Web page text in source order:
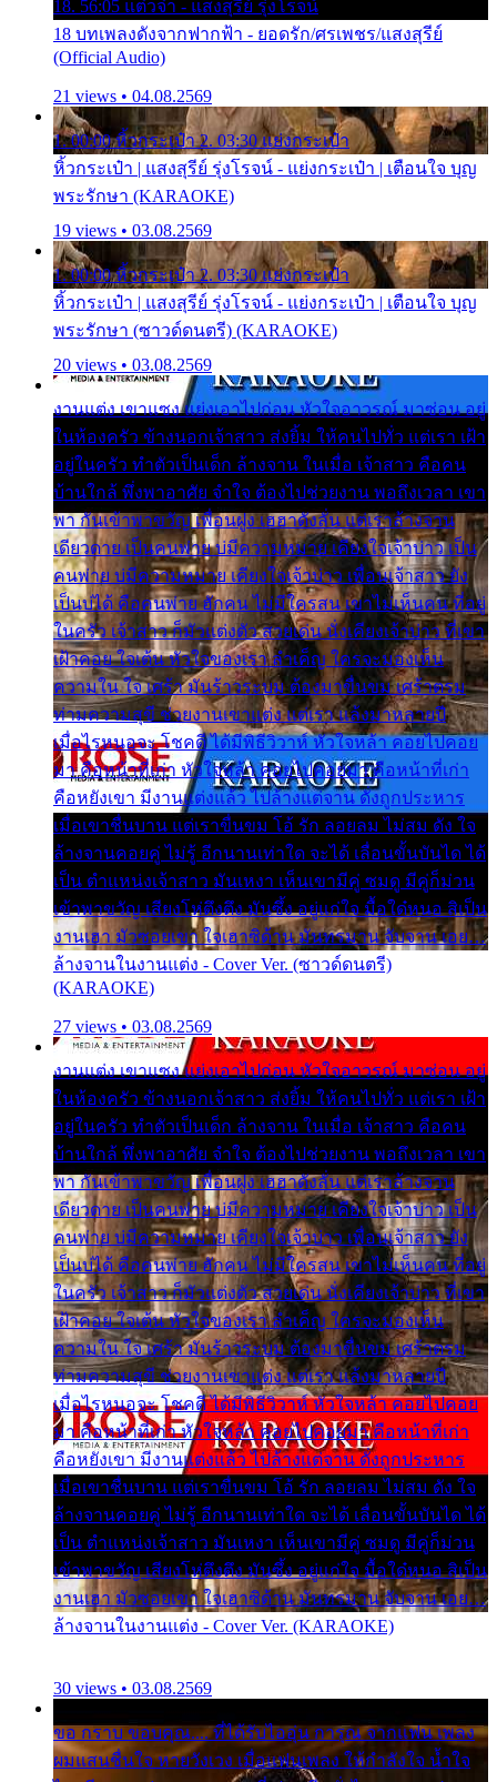
18. 56:05 แต๋วจ๋า - แสงสุรีย์ รุ่งโรจน์
18 บทเพลงดังจากฟากฟ้า - ยอดรัก/ศรเพชร/แสงสุรีย์
(Official Audio)
21 views • 04.08.2569
1. 00:00 หิ้วกระเป๋า 2. 03:30 แย่งกระเป๋า
หิ้วกระเป๋า | แสงสุรีย์ รุ่งโรจน์ - แย่งกระเป๋า | เตือนใจ บุญ
พระรักษา (KARAOKE)
19 views • 03.08.2569
1. 00:00 หิ้วกระเป๋า 2. 03:30 แย่งกระเป๋า
หิ้วกระเป๋า | แสงสุรีย์ รุ่งโรจน์ - แย่งกระเป๋า | เตือนใจ บุญ
พระรักษา (ซาวด์ดนตรี) (KARAOKE)
20 views • 03.08.2569
งานแต่ง เขาแซง แย่งเอาไปก่อน หัวใจอาวรณ์ มาซ่อน อยู่
ในห้องครัว ข้างนอกเจ้าสาว ส่งยิ้ม ให้คนไปทั่ว แต่เรา เฝ้า
อยู่ในครัว ทำตัวเป็นเด็ก ล้างจาน ในเมื่อ เจ้าสาว คือคน
บ้านใกล้ พึ่งพาอาศัย จำใจ ต้องไปช่วยงาน พอถึงเวลา เขา
พา กันเข้าพาขวัญ เพื่อนฝูง เฮฮาดังลั่น แต่เราล้างจาน
เดียวดาย เป็นคนพ่าย บ่มีความหมาย เคียงใจเจ้าบ่าว เป็น
คนพ่าย บ่มีความหมาย เคียงใจเจ้าบ่าว เพื่อนเจ้าสาว ยัง
เป็นบ่ได้ คือคนพ่าย ฮักคน ไม่มีใครสน เขาไม่เห็นคน ที่อยู่
ในครัว เจ้าสาว ก็มัวแต่งตัว สวยเด่น นั่งเคียงเจ้าบ่าว ที่เขา
เฝ้าคอย ใจเต้น หัวใจของเรา ลำเค็ญ ใครจะมองเห็น
ความใน ใจ เศร้า มันร้าวระบม ต้องมาขื่นขม เศร้าตรม
ท่ามความสุขี ช่วยงานเขาแต่ง แต่เรา แล้งมาหลายปี
เมื่อไรหนอจะ โชคดี ได้มีพิธีวิวาห์ หัวใจหล้า คอยไปคอย
มา คือหน้าที่เก่า หัวใจหล้า คอยไปคอยมา คือหน้าที่เก่า
คือหยังเขา มีงานแต่งแล้ว ไปล้างแต่จาน ดั่งถูกประหาร
เมื่อเขาชื่นบาน แต่เราขื่นขม โอ้ รัก ลอยลม ไม่สม ดัง ใจ
ล้างจานคอยคู่ ไม่รู้ อีกนานเท่าใด จะได้ เลื่อนขั้นบันได ได้
เป็น ตำแหน่งเจ้าสาว มันเหงา เห็นเขามีคู่ ซมดู มีคู่ก็ม่วน
เข้าพาขวัญ เสียงโห่ตึงตึง มันซึ้ง อยู่แก่ใจ มื้อใด๋หนอ สิเป็น
งานเฮา มัวซอยเขา ใจเฮาซิด้าน มันทรมาน จับจาน เอย…
ล้างจานในงานแต่ง - Cover Ver. (ซาวด์ดนตรี)
(KARAOKE)
27 views • 03.08.2569
งานแต่ง เขาแซง แย่งเอาไปก่อน หัวใจอาวรณ์ มาซ่อน อยู่
ในห้องครัว ข้างนอกเจ้าสาว ส่งยิ้ม ให้คนไปทั่ว แต่เรา เฝ้า
อยู่ในครัว ทำตัวเป็นเด็ก ล้างจาน ในเมื่อ เจ้าสาว คือคน
บ้านใกล้ พึ่งพาอาศัย จำใจ ต้องไปช่วยงาน พอถึงเวลา เขา
พา กันเข้าพาขวัญ เพื่อนฝูง เฮฮาดังลั่น แต่เราล้างจาน
เดียวดาย เป็นคนพ่าย บ่มีความหมาย เคียงใจเจ้าบ่าว เป็น
คนพ่าย บ่มีความหมาย เคียงใจเจ้าบ่าว เพื่อนเจ้าสาว ยัง
เป็นบ่ได้ คือคนพ่าย ฮักคน ไม่มีใครสน เขาไม่เห็นคน ที่อยู่
ในครัว เจ้าสาว ก็มัวแต่งตัว สวยเด่น นั่งเคียงเจ้าบ่าว ที่เขา
เฝ้าคอย ใจเต้น หัวใจของเรา ลำเค็ญ ใครจะมองเห็น
ความใน ใจ เศร้า มันร้าวระบม ต้องมาขื่นขม เศร้าตรม
ท่ามความสุขี ช่วยงานเขาแต่ง แต่เรา แล้งมาหลายปี
เมื่อไรหนอจะ โชคดี ได้มีพิธีวิวาห์ หัวใจหล้า คอยไปคอย
มา คือหน้าที่เก่า หัวใจหล้า คอยไปคอยมา คือหน้าที่เก่า
คือหยังเขา มีงานแต่งแล้ว ไปล้างแต่จาน ดั่งถูกประหาร
เมื่อเขาชื่นบาน แต่เราขื่นขม โอ้ รัก ลอยลม ไม่สม ดัง ใจ
ล้างจานคอยคู่ ไม่รู้ อีกนานเท่าใด จะได้ เลื่อนขั้นบันได ได้
เป็น ตำแหน่งเจ้าสาว มันเหงา เห็นเขามีคู่ ซมดู มีคู่ก็ม่วน
เข้าพาขวัญ เสียงโห่ตึงตึง มันซึ้ง อยู่แก่ใจ มื้อใด๋หนอ สิเป็น
งานเฮา มัวซอยเขา ใจเฮาซิด้าน มันทรมาน จับจาน เอย…
ล้างจานในงานแต่ง - Cover Ver. (KARAOKE)
30 views • 03.08.2569
ขอ กราบ ขอบคุณ.... ที่ได้รับไออุ่น การุณ จากแฟน เพลง
ผมแสนชื่นใจ หายวังเวง เมื่อแฟนเพลง ให้กำลังใจ น้ำใจ